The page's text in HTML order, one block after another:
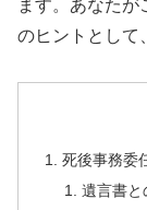
ます。あなた
のヒントとして
死後事務委
遺言書と